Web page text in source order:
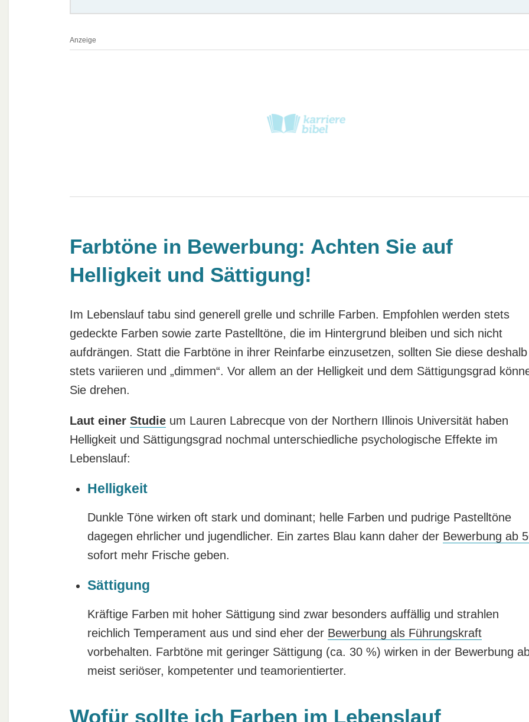
Anzeige
Farbtöne in Bewerbung: Achten Sie auf
Helligkeit und Sättigung!
Im Lebenslauf tabu sind generell grelle und schrille Farben. Empfohlen werden stets
gedeckte Farben sowie zarte Pastelltöne, die im Hintergrund bleiben und sich nicht
aufdrängen. Statt die Farbtöne in ihrer Reinfarbe einzusetzen, sollten Sie diese deshalb
stets variieren und „dimmen“. Vor allem an der Helligkeit und dem Sättigungsgrad
Sie drehen.
Laut einer Studieum Lauren Labrecque von der Northern Illinois Universität haben
Helligkeit und Sättigungsgrad nochmal unterschiedliche psychologische Effekte im
Lebenslauf:
Helligkeit
Dunkle Töne wirken oft stark und dominant; helle Farben und pudrige Pastelltöne
dagegen ehrlicher und jugendlicher. Ein zartes Blau kann daher der Bewerbung ab
sofort mehr Frische geben.
Sättigung
Kräftige Farben mit hoher Sättigung sind zwar besonders auffällig und strahlen
reichlich Temperament aus und sind eher der Bewerbung als Führungskraft
vorbehalten. Farbtöne mit geringer Sättigung (ca. 30 %) wirken in der Bewerbung
meist seriöser, kompetenter und teamorientierter.
Wofür sollte ich Farben im Lebenslauf